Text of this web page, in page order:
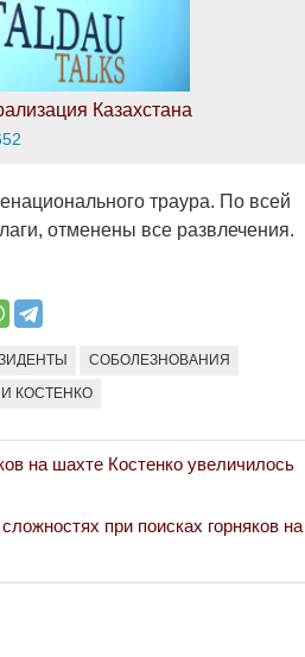
Казахстана
траура. По всей
отменены все развлечения.
СОБОЛЕЗНОВАНИЯ
КОСТЕНКО
на шахте Костенко увеличилось
при поисках горняков на